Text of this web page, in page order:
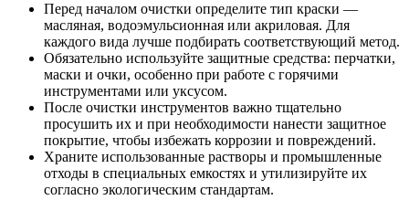
Перед началом очистки определите тип краски —
масляная, водоэмульсионная или акриловая. Для
каждого вида лучше подбирать соответствующий метод.
Обязательно используйте защитные средства: перчатки,
маски и очки, особенно при работе с горячими
инструментами или уксусом.
После очистки инструментов важно тщательно
просушить их и при необходимости нанести защитное
покрытие, чтобы избежать коррозии и повреждений.
Храните использованные растворы и промышленные
отходы в специальных емкостях и утилизируйте их
согласно экологическим стандартам.